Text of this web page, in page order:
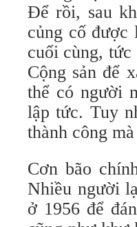
Ðể rồi, sau
củng cố được
cuối cùng,
Cộng sản để
thể có người
lập tức. Tuy
thành công
Cơn bão
Nhiều người
ở 1956 để